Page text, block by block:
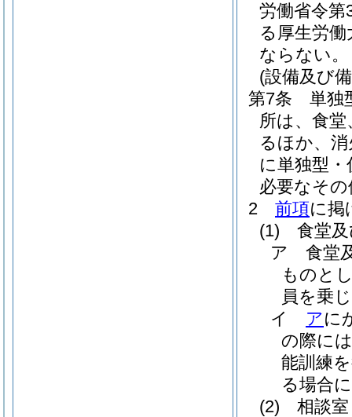
労働省令第
る厚生労
ならない。
(設備及び
第7条
単独
所は、食
るほか、
に単独型
必要なそ
2
前項に掲
(1)
食堂
ア
食堂
ものと
員を乗
イ
アに
の際に
能訓練
る場合
(2)
相談